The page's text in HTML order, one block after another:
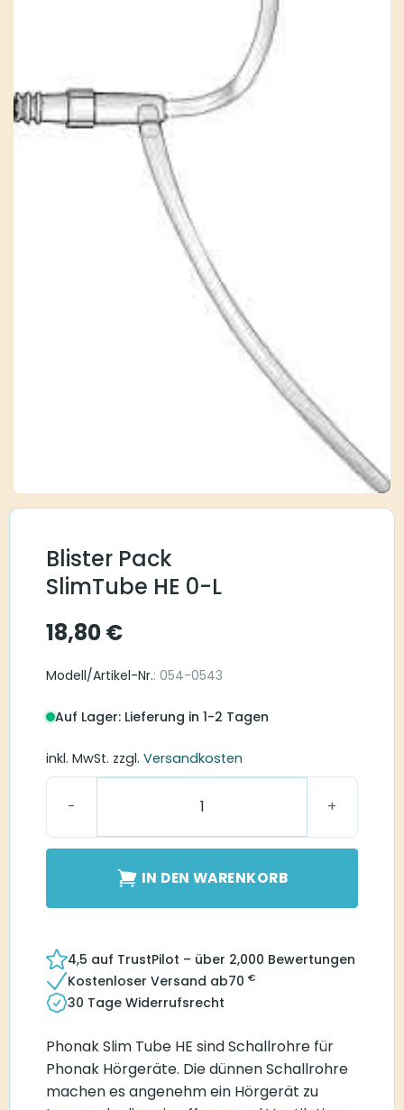
Blister Pack
SlimTube HE 0-L
18,80€
Modell/Artikel-Nr.: 054-0543
Auf Lager: Lieferung in 1-2 Tagen
inkl. MwSt. zzgl. Versandkosten
Blister Pack SlimTube HE 0-L Menge
IN DEN WARENKORB
4,5 auf TrustPilot – über 2,000 Bewertungen
Kostenloser Versand ab70 €
30 Tage Widerrufsrecht
Phonak Slim Tube HE sind Schallrohre für
Phonak Hörgeräte. Die dünnen Schallrohre
machen es angenehm ein Hörgerät zu